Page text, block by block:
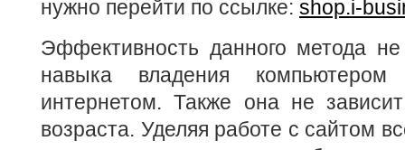
нужно перейти по ссылке: shop.i-
Эффективность данного метода
навыка владения компьютером
интернетом. Также она не
возраста. Уделяя работе с сайтом